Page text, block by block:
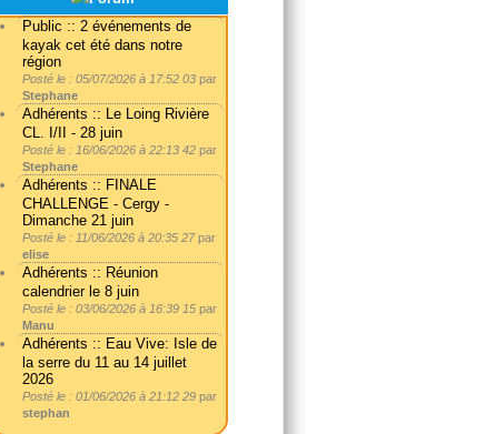
Public :: 2 événements de
kayak cet été dans notre
région
Posté le : 05/07/2026 à 17:52 03 par
Stephane
Adhérents :: Le Loing Rivière
CL. I/II - 28 juin
Posté le : 16/06/2026 à 22:13 42 par
Stephane
Adhérents :: FINALE
CHALLENGE - Cergy -
Dimanche 21 juin
Posté le : 11/06/2026 à 20:35 27par
elise
Adhérents :: Réunion
calendrier le 8 juin
Posté le : 03/06/2026 à 16:39 15 par
Manu
Adhérents :: Eau Vive: Isle de
la serre du 11 au 14 juillet
2026
Posté le : 01/06/2026 à 21:12 29 par
stephan